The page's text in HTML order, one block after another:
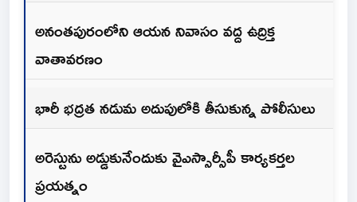
అనంతపురంలోని ఆయన నివాసం వద్ద ఉద్రిక్త
వాతావరణం
భారీ భద్రత నడుమ అదుపులోకి తీసుకున్న పోలీసులు
అరెస్టును అడ్డుకునేందుకు వైఎస్సార్సీపీ కార్యకర్తల
ప్రయత్నం